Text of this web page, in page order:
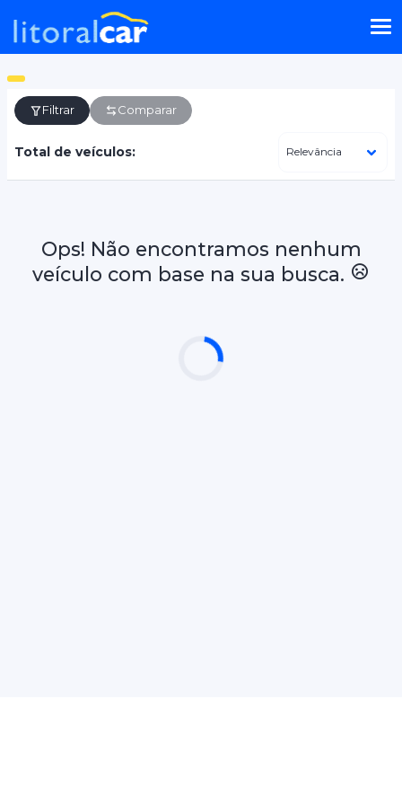
Filtrar Comparar
Total de veículos:
Ops! Não encontramos nenhum
veículo com base na sua busca.